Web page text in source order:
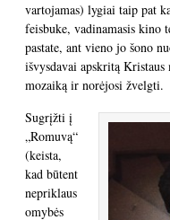
vartojamas) lygiai taip pat
feisbuke, vadinamasis kino
pastate, ant vieno jo šono
išvysdavai apskritą
mozaiką ir norėjosi žvelgti.
Sugrįžti į
„Romuvą“
(keista,
kad būtent
nepriklaus
omybės